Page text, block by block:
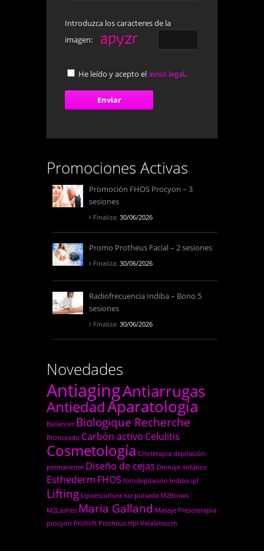
Introduzca los caracteres de la
imagen:
He leído y acepto elaviso legal.
Promociones Activas
Promoción FHOS Procyon – 3
sesiones
Finaliza: 30/06/2026
Promo Protheus Facial – 2 sesiones
Finaliza: 30/06/2026
Radiofrecuencia Indiba – Bono 5
sesiones
Finaliza: 30/06/2026
Novedades
AntiagingAntiarrugas
AntiedadAparatología
Ballancer Biologique Recherche
Bronceado Carbón activo Celulitis
Cosmetología Crioterapia depilación
permanente Diseño de cejas Drenaje linfático
Esthederm FHOS fotodepilación Indiba ipl
Lifting Lipoescultura luz pulsada M2Brows
M2Lashes Maria Galland Masaje Presoterapia
procyon Profilift Protheus rfpl VelaSmooth